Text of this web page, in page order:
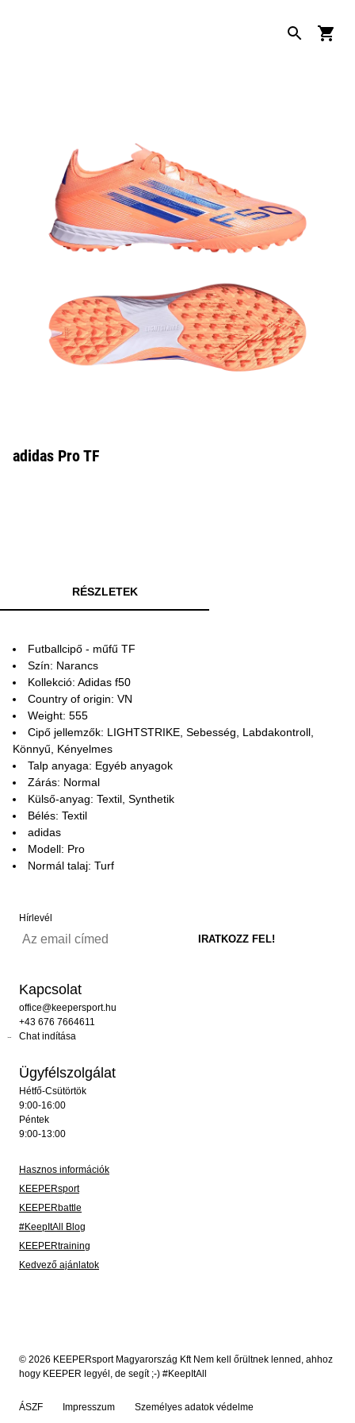
adidas Pro TF
RÉSZLETEK
Futballcipő - műfű TF
Szín: Narancs
Kollekció: Adidas f50
Country of origin: VN
Weight: 555
Cipő jellemzők: LIGHTSTRIKE, Sebesség, Labdakontroll,
Könnyű, Kényelmes
Talp anyaga: Egyéb anyagok
Zárás: Normal
Külső-anyag: Textil, Synthetik
Bélés: Textil
adidas
Modell: Pro
Normál talaj: Turf
Hírlevél
Kapcsolat
office@keepersport.hu
+43 676 7664611
Chat indítása
Ügyfélszolgálat
Hétfő-Csütörtök
9:00-16:00
Péntek
9:00-13:00
Hasznos információk
KEEPERsport
KEEPERbattle
#KeepItAll Blog
KEEPERtraining
Kedvező ajánlatok
© 2026 KEEPERsport Magyarország Kft Nem kell őrültnek lenned, ahhoz
hogy KEEPER legyél, de segít ;-) #KeepItAll
ÁSZF Impresszum Személyes adatok védelme